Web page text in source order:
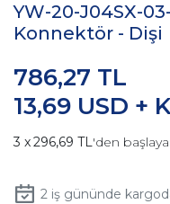
YW-20-J04SX-
Konnektör - Dişi
13,69 USD +
786,27 TL
296,69 TL'den
2iş gününde